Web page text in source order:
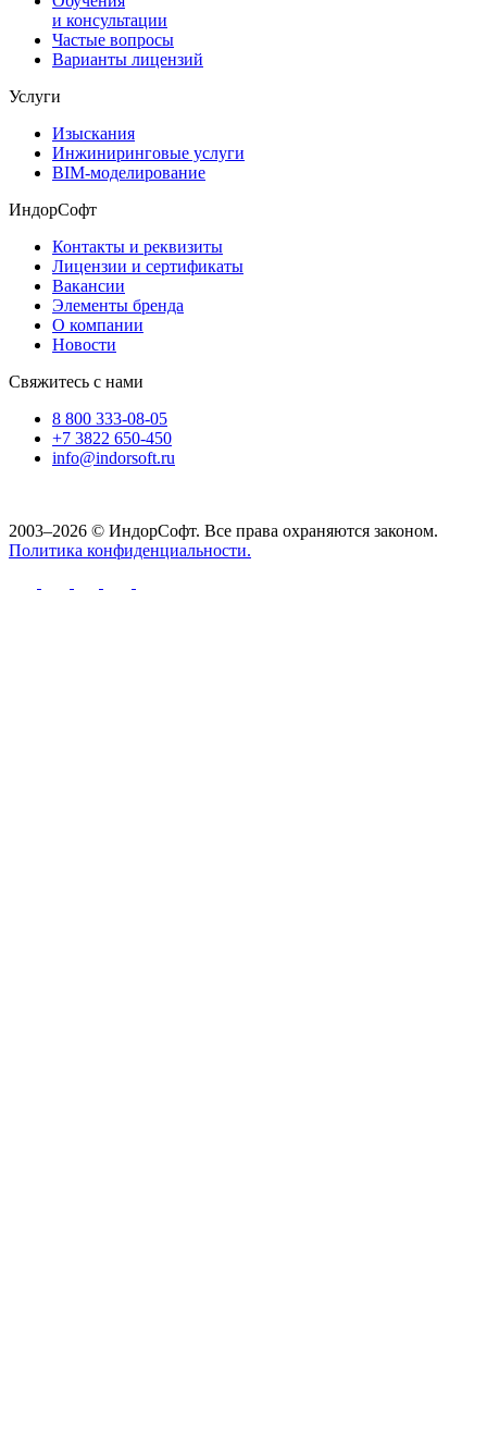
и консультации
Частые вопросы
Варианты лицензий
Услуги
Изыскания
Инжиниринговые услуги
BIM-моделирование
ИндорСофт
Контакты и реквизиты
Лицензии и сертификаты
Вакансии
Элементы бренда
О компании
Новости
Свяжитесь с нами
8 800 333-08-05
+7 3822 650-450
info@indorsoft.ru
2003–2026 © ИндорСофт. Все права охраняются законом.
Политика конфиденциальности.